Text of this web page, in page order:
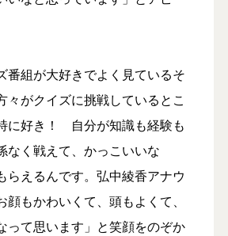
番組が大好きでよく見ているそ
々がクイズに挑戦しているとこ
に好き！ 自分が知識も経験も
なく戦えて、かっこいいな
えるんです。弘中綾香アナウ
顔もかわいくて、頭もよくて、
って思います」と笑顔をのぞか